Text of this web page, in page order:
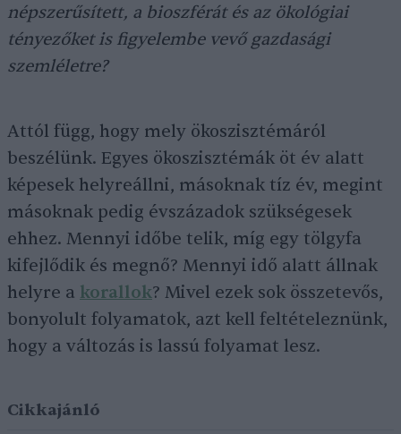
népszerűsített, a bioszférát és az ökológiai
tényezőket is figyelembe vevő gazdasági
szemléletre?
Attól függ, hogy mely ökoszisztémáról
beszélünk. Egyes ökoszisztémák öt év alatt
képesek helyreállni, másoknak tíz év, megint
másoknak pedig évszázadok szükségesek
ehhez. Mennyi időbe telik, míg egy tölgyfa
kifejlődik és megnő? Mennyi idő alatt állnak
helyre a korallok? Mivel ezek sok összetevős,
bonyolult folyamatok, azt kell feltételeznünk,
hogy a változás is lassú folyamat lesz.
Cikkajánló